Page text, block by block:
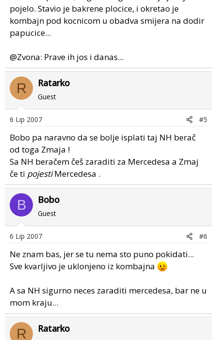
pojelo. Stavio je bakrene plocice, i okretao je
kombajn pod kocnicom u obadva smijera na dodir
papucice...
@Zvona: Prave ih jos i danas...
R Ratarko
Guest
6 Lip 2007 #5
Bobo pa naravno da se bolje isplati taj NH berač
od toga Zmaja !
Sa NH beračem češ zaraditi za Mercedesa a Zmaj
če ti pojestiMercedesa .
B Bobo
Guest
6 Lip 2007 #6
Ne znam bas, jer se tu nema sto puno pokidati...
Sve kvarljivo je uklonjeno iz kombajna
A sa NH sigurno neces zaraditi mercedesa, bar ne u
mom kraju...
R Ratarko